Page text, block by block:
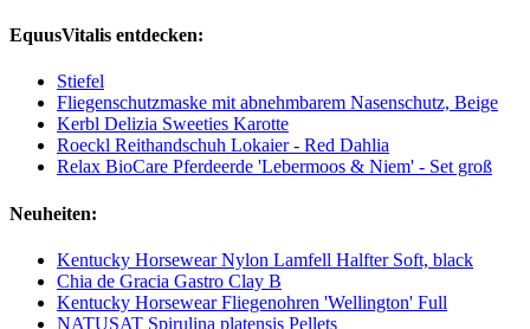
EquusVitalis entdecken:
Stiefel
Fliegenschutzmaske mit abnehmbarem Nasenschutz, Beige
Kerbl Delizia Sweeties Karotte
Roeckl Reithandschuh Lokaier - Red Dahlia
Relax BioCare Pferdeerde 'Lebermoos & Niem' - Set groß
Neuheiten:
Kentucky Horsewear Nylon Lamfell Halfter Soft, black
Chia de Gracia Gastro Clay B
Kentucky Horsewear Fliegenohren 'Wellington' Full
NATUSAT Spirulina platensis Pellets